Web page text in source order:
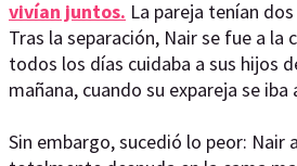
vivían juntos. La pareja tenían
Tras la separación, Nair se fue a la
todos los días cuidaba a sus hijos
mañana, cuando su expareja se iba
Sin embargo, sucedió lo peor: Nair